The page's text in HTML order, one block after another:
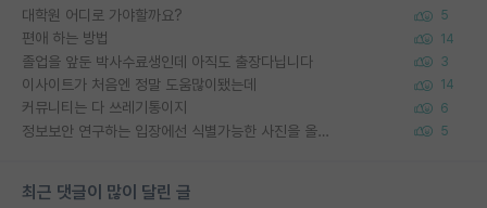
대학원 어디로 가야할까요? 5
편애 하는 방법 14
졸업을 앞둔 박사수료생인데 아직도 출장다닙니다 3
이사이트가 처음엔 정말 도움많이됐는데 14
커뮤니티는 다 쓰레기통이지 6
정보보안 연구하는 입장에선 식별가능한 사진을 올리는건 비추이긴함 5
최근 댓글이 많이 달린 글